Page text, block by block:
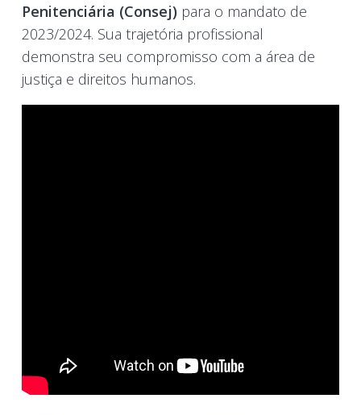
Penitenciária (Consej) para o mandato de
2023/2024. Sua trajetória profissional
demonstra seu compromisso com a área de
justiça e direitos humanos.